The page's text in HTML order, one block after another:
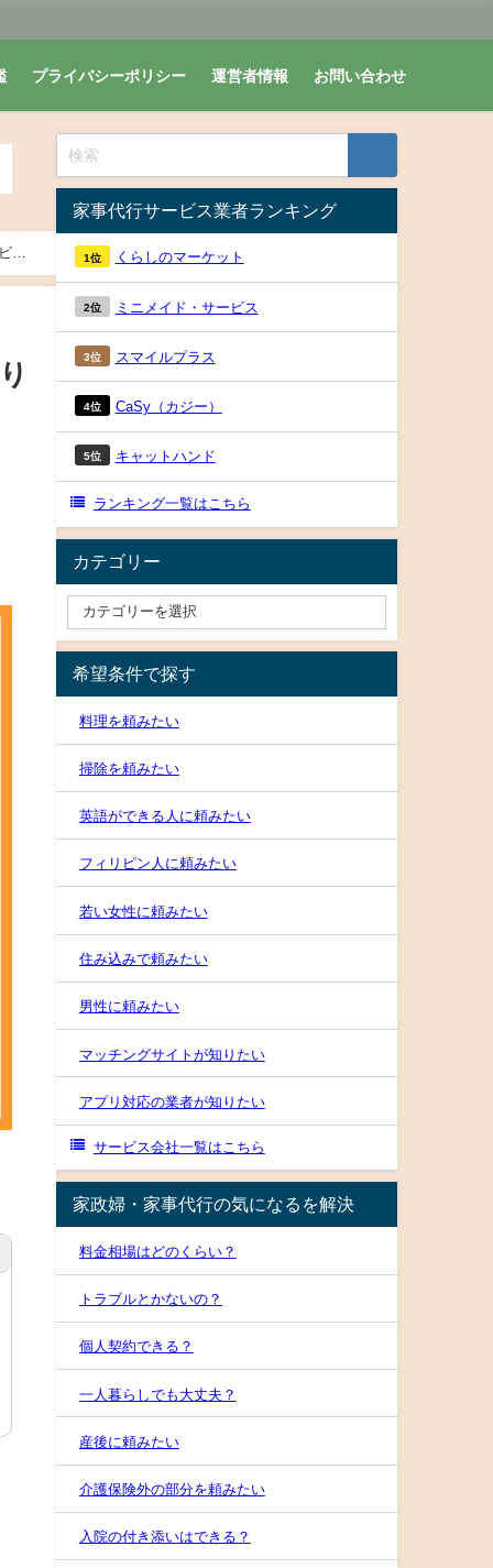
プライバシーポリシー 運営者情報 お問い合わせ
ス
家事代行サービス業者ランキング
1位 くらしのマーケット
2位 ミニメイド・サービス
3位 スマイルプラス
4位 CaSy（カジー）
5位 キャットハンド
ランキング一覧はこちら
カテゴリー
希望条件で探す
料理を頼みたい
掃除を頼みたい
英語ができる人に頼みたい
フィリピン人に頼みたい
若い女性に頼みたい
住み込みで頼みたい
男性に頼みたい
マッチングサイトが知りたい
アプリ対応の業者が知りたい
サービス会社一覧はこちら
家政婦・家事代行の気になるを解決
料金相場はどのくらい？
トラブルとかないの？
個人契約できる？
一人暮らしでも大丈夫？
産後に頼みたい
介護保険外の部分を頼みたい
入院の付き添いはできる？